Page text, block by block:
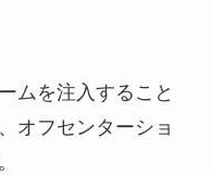
ムを注入すること
オフセンターショ